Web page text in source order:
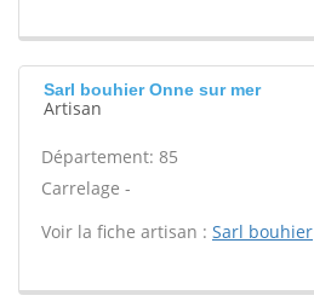
Sarl bouhier Onne sur mer
Artisan
Département: 85
Carrelage -
Voir la fiche artisan : Sarl bouhier